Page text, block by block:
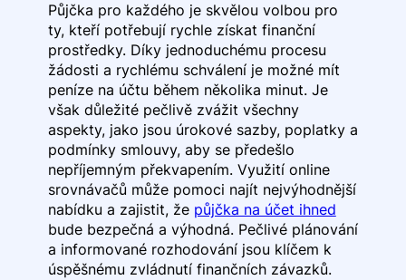
Půjčka pro každého je skvělou volbou pro
ty, kteří potřebují rychle získat finanční
prostředky. Díky jednoduchému procesu
žádosti a rychlému schválení je možné mít
peníze na účtu během několika minut. Je
však důležité pečlivě zvážit všechny
aspekty, jako jsou úrokové sazby, poplatky a
podmínky smlouvy, aby se předešlo
nepříjemným překvapením. Využití online
srovnávačů může pomoci najít nejvýhodnější
nabídku a zajistit, že půjčka na účet ihned
bude bezpečná a výhodná. Pečlivé plánování
a informované rozhodování jsou klíčem k
úspěšnému zvládnutí finančních závazků.